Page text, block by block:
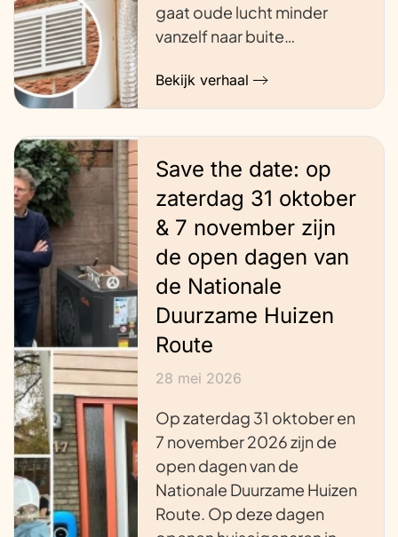
gaat oude lucht minder
vanzelf naar buite…
Bekijk verhaal
Save the date: op
zaterdag 31 oktober
& 7 november zijn
de open dagen van
de Nationale
Duurzame Huizen
Route
28 mei 2026
Op zaterdag 31 oktober en
7 november 2026 zijn de
open dagen van de
Nationale Duurzame Huizen
Route. Op deze dagen